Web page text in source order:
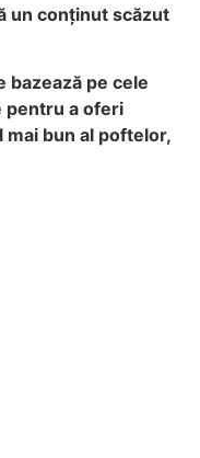
un conținut scăzut
bazează pe cele
pentru a oferi
mai bun al poftelor,